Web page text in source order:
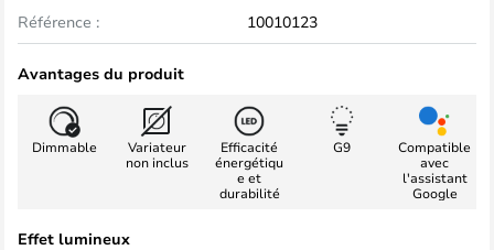
Référence : 10010123
Avantages du produit
Dimmable
Variateur
non inclus
Efficacité
énergétiqu
e et
durabilité
G9
Compatible
avec
l'assistant
Google
Effet lumineux